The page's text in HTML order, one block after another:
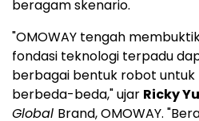
beragam skenario.
"OMOWAY tengah
fondasi teknologi terpadu
berbagai bentuk robot untuk
berbeda-beda," ujar Ricky Yu
Global Brand, OMOWAY.